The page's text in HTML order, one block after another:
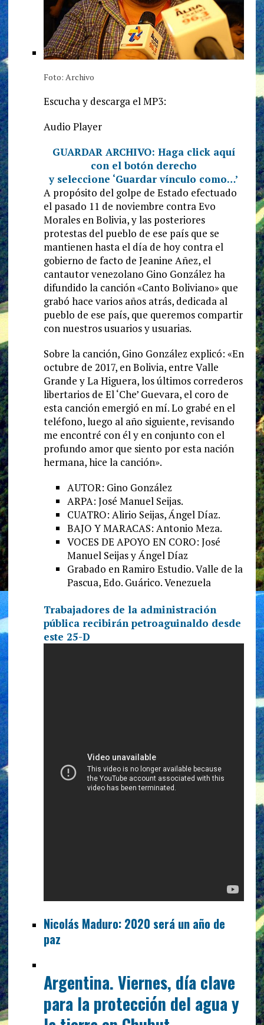
Foto: Archivo
Escucha y descarga el MP3:
Audio Player
GUARDAR ARCHIVO: Haga click aquí
con el botón derecho
y seleccione ‘Guardar vínculo como…’
A propósito del golpe de Estado efectuado
el pasado 11 de noviembre contra Evo
Morales en Bolivia, y las posteriores
protestas del pueblo de ese país que se
mantienen hasta el día de hoy contra el
gobierno de facto de Jeanine Añez, el
cantautor venezolano Gino González ha
difundido la canción «Canto Boliviano» que
grabó hace varios años atrás, dedicada al
pueblo de ese país, que queremos compartir
con nuestros usuarios y usuarias.
Sobre la canción, Gino González explicó: «En
octubre de 2017, en Bolivia, entre Valle
Grande y La Higuera, los últimos correderos
libertarios de El ‘Che’ Guevara, el coro de
esta canción emergió en mí. Lo grabé en el
teléfono, luego al año siguiente, revisando
me encontré con él y en conjunto con el
profundo amor que siento por esta nación
hermana, hice la canción».
AUTOR: Gino González
ARPA: José Manuel Seijas.
CUATRO: Alirio Seijas, Ángel Díaz.
BAJO Y MARACAS: Antonio Meza.
VOCES DE APOYO EN CORO: José
Manuel Seijas y Ángel Díaz
Grabado en Ramiro Estudio. Valle de la
Pascua, Edo. Guárico. Venezuela
Trabajadores de la administración
pública recibirán petroaguinaldo desde
este 25-D
Nicolás Maduro: 2020 será un año de
paz
Argentina. Viernes, día clave
para la protección del agua y